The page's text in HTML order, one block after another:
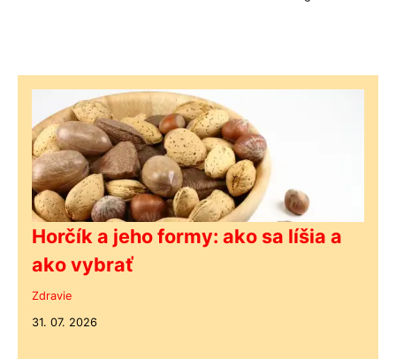
Horčík a jeho formy: ako sa líšia a
ako vybrať
Zdravie
31. 07. 2026